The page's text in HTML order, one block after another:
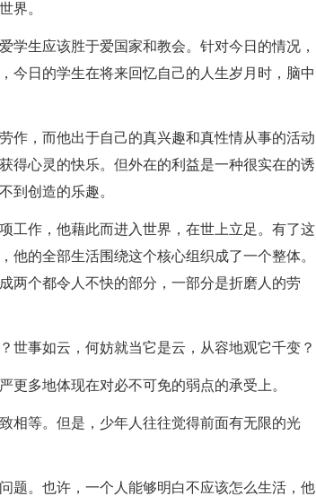
界。
学生应该胜于爱国家和教会。针对今日的情况，
今日的学生在将来回忆自己的人生岁月时，脑中
作，而他出于自己的真兴趣和真性情从事的活动
得心灵的快乐。但外在的利益是一种很实在的诱
到创造的乐趣。
工作，他藉此而进入世界，在世上立足。有了这
的全部生活围绕这个核心组织成了一个整体。
两个都令人不快的部分，一部分是折磨人的劳
世事如云，何妨就当它是云，从容地观它千变？
更多地体现在对必不可免的弱点的承受上。
相等。但是，少年人往往觉得前面有无限的光
题。也许，一个人能够明白不应该怎么生活，他